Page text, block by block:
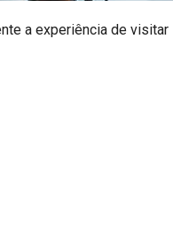
a experiência de visitar